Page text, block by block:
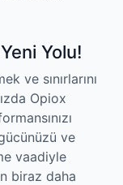
Yolu!
ve sınırlarını
Opiox
gücünüzü ve
vaadiyle
biraz daha